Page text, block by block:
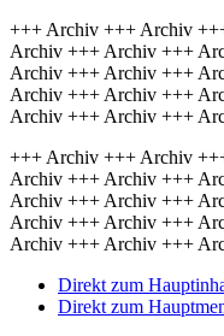
+++ Archiv +++ Archiv
Archiv +++ Archiv +++
Archiv +++ Archiv +++
Archiv +++ Archiv +++
Archiv +++ Archiv +++
+++ Archiv +++ Archiv
Archiv +++ Archiv +++
Archiv +++ Archiv +++
Archiv +++ Archiv +++
Archiv +++ Archiv +++
Direkt zum
Direkt zum